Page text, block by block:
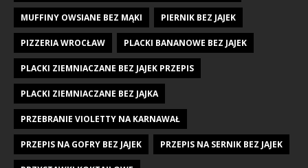
MUFFINY OWSIANE BEZ MĄKI PIERNIK BEZ JAJEK
PIZZERIA WROCŁAW PLACKI BANANOWE BEZ JAJEK
PLACKI ZIEMNIACZANE BEZ JAJEK PRZEPIS
PLACKI ZIEMNIACZANE BEZ JAJKA
PRZEBRANIE VIOLETTY NA KARNAWAŁ
PRZEPIS NA GOFRY BEZ JAJEK PRZEPIS NA SERNIK BEZ JAJEK